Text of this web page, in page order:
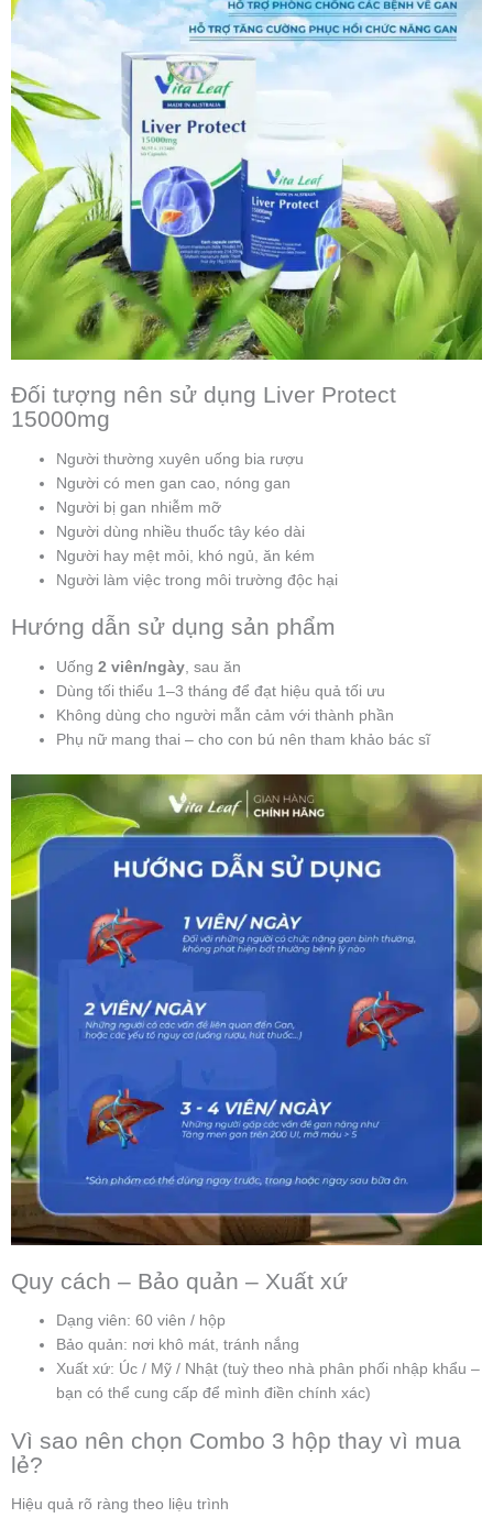
Đối tượng nên sử dụng Liver Protect
15000mg
Người thường xuyên uống bia rượu
Người có men gan cao, nóng gan
Người bị gan nhiễm mỡ
Người dùng nhiều thuốc tây kéo dài
Người hay mệt mỏi, khó ngủ, ăn kém
Người làm việc trong môi trường độc hại
Hướng dẫn sử dụng sản phẩm
Uống2 viên/ngày , sau ăn
Dùng tối thiểu 1–3 tháng để đạt hiệu quả tối ưu
Không dùng cho người mẫn cảm với thành phần
Phụ nữ mang thai – cho con bú nên tham khảo bác sĩ
Quy cách – Bảo quản – Xuất xứ
Dạng viên: 60 viên / hộp
Bảo quản: nơi khô mát, tránh nắng
Xuất xứ: Úc / Mỹ / Nhật (tuỳ theo nhà phân phối nhập khẩu –
bạn có thể cung cấp để mình điền chính xác)
Vì sao nên chọn Combo 3 hộp thay vì mua
lẻ?
Hiệu quả rõ ràng theo liệu trình